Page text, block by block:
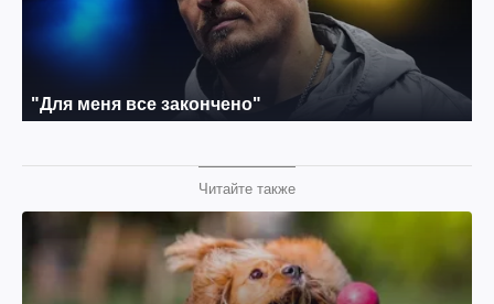
Читайте также